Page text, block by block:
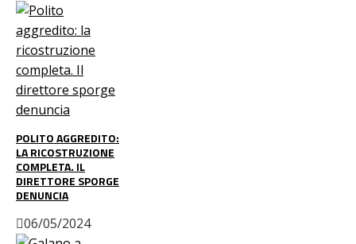
POLITO AGGREDITO:
LA RICOSTRUZIONE
COMPLETA. IL
DIRETTORE SPORGE
DENUNCIA
06/05/2024